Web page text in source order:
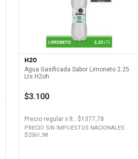
Ver Producto
H2O
Agua Gasificada Sabor Limoneto 2.25
Lts H2oh
$3.100
Precio regular x lt.: $1377,78
PRECIO SIN IMPUESTOS NACIONALES:
$2561,98
Nestle Classic